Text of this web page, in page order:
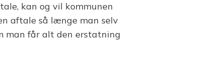
kan og vil kommunen
aftale så længe man selv
man får alt den erstatning